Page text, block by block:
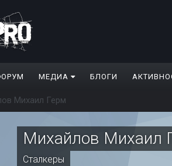
МЕДИА БЛОГИ
Михаил Герм
Михайлов Михаил
Сталкеры